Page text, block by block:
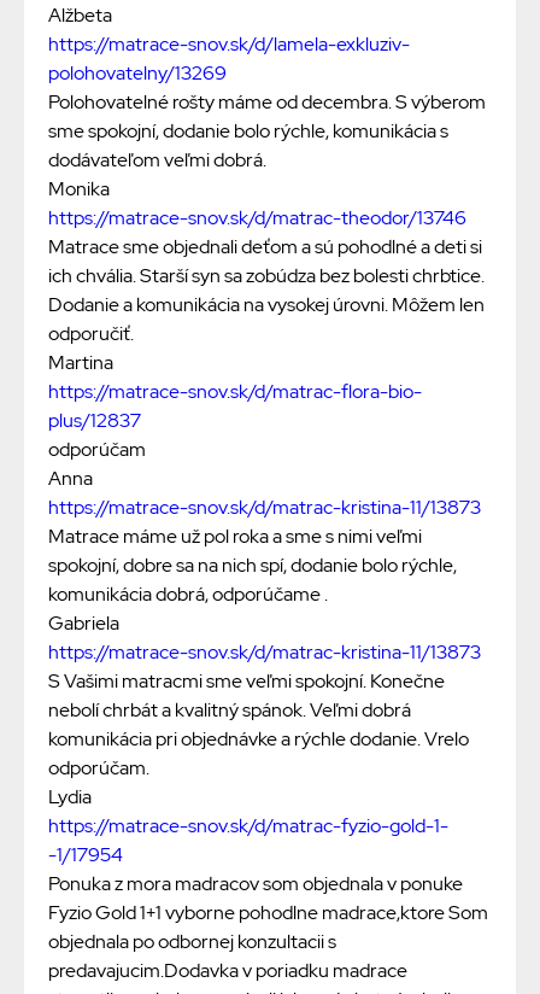
Alžbeta
https://matrace-snov.sk/d/lamela-exkluziv-
polohovatelny/13269
Polohovatelné rošty máme od decembra. S výberom
sme spokojní, dodanie bolo rýchle, komunikácia s
dodávateľom veľmi dobrá.
Monika
https://matrace-snov.sk/d/matrac-theodor/13746
Matrace sme objednali deťom a sú pohodlné a deti si
ich chvália. Starší syn sa zobúdza bez bolesti chrbtice.
Dodanie a komunikácia na vysokej úrovni. Môžem len
odporučiť.
Martina
https://matrace-snov.sk/d/matrac-flora-bio-
plus/12837
odporúčam
Anna
https://matrace-snov.sk/d/matrac-kristina-11/13873
Matrace máme už pol roka a sme s nimi veľmi
spokojní, dobre sa na nich spí, dodanie bolo rýchle,
komunikácia dobrá, odporúčame .
Gabriela
https://matrace-snov.sk/d/matrac-kristina-11/13873
S Vašimi matracmi sme veľmi spokojní. Konečne
nebolí chrbát a kvalitný spánok. Veľmi dobrá
komunikácia pri objednávke a rýchle dodanie. Vrelo
odporúčam.
Lydia
https://matrace-snov.sk/d/matrac-fyzio-gold-1-
-1/17954
Ponuka z mora madracov som objednala v ponuke
Fyzio Gold 1+1 vyborne pohodlne madrace,ktore Som
objednala po odbornej konzultacii s
predavajucim.Dodavka v poriadku madrace